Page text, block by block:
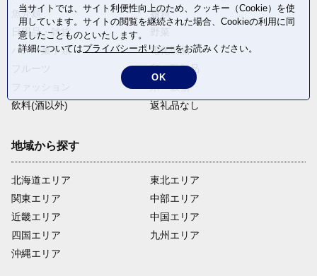
魚介類
麺類
日用品・雑貨
パン・菓子類
電化製品
卵・乳製品
米・穀物
飲料(酒以外)
返礼品なし
地域から探す
北海道エリア
関東エリア
近畿エリア
四国エリア
沖縄エリア
東北エリア
中部エリア
中国エリア
九州エリア
当サイトでは、サイト利便性向上のため、クッキー（Cookie）を使
用しています。サイトの閲覧を継続された場合、Cookieの利用に同
意したことものといたします。
詳細についてはプライバシーポリシーをお読みください。
OK